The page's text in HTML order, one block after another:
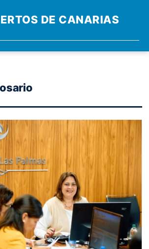
DE CANARIAS